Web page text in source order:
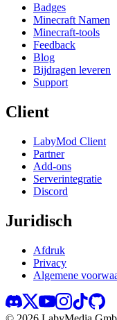
Badges
Minecraft Namen
Minecraft-tools
Feedback
Blog
Bijdragen leveren
Support
Client
LabyMod Client
Partner
Add-ons
Serverintegratie
Discord
Juridisch
Afdruk
Privacy
Algemene